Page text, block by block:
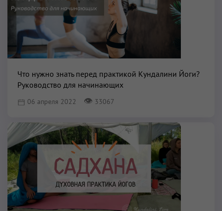
Что нужно знать перед практикой Кундалини Йоги?
Руководство для начинающих
06 апреля 2022 👁 33067